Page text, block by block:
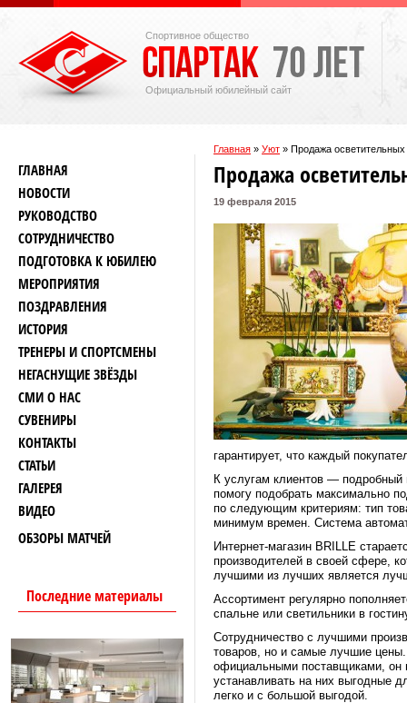
Спортивное общество
Официальный юбилейный сайт
Главная » Уют » Продажа осветительных
ГЛАВНАЯ
НОВОСТИ
РУКОВОДСТВО
СОТРУДНИЧЕСТВО
ПОДГОТОВКА К ЮБИЛЕЮ
МЕРОПРИЯТИЯ
ПОЗДРАВЛЕНИЯ
ИСТОРИЯ
ТРЕНЕРЫ И СПОРТСМЕНЫ
НЕГАСНУЩИЕ ЗВЁЗДЫ
СМИ О НАС
СУВЕНИРЫ
КОНТАКТЫ
СТАТЬИ
ГАЛЕРЕЯ
ВИДЕО
ОБЗОРЫ МАТЧЕЙ
Последние материалы
Продажа
19 февраля 2015
гарантирует, что каждый
К услугам клиентов — подробный
помогу подобрать максимально
по следующим критериям: тип
минимум времен. Система
Интернет-магазин BRILLE
производителей в своей сфере,
лучшими из лучших является
Ассортимент регулярно
спальне или светильники в
Сотрудничество с лучшими
товаров, но и самые лучшие
официальными поставщиками, он
устанавливать на них выгодные
легко и с большой выгодой.